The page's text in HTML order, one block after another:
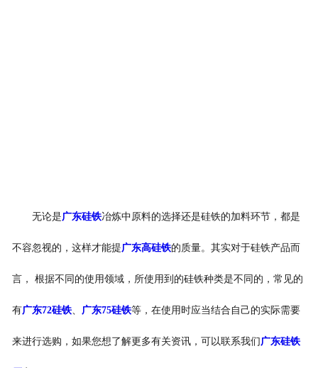
无论是广东硅铁冶炼中原料的选择还是硅铁的加料环节，都是
不容忽视的，这样才能提广东高硅铁的质量。其实对于硅铁产品而
言， 根据不同的使用领域，所使用到的硅铁种类是不同的，常见的
有广东72硅铁、 广东75硅铁等，在使用时应当结合自己的实际需要
来进行选购，如果您想了解更多有关资讯，可以联系我们 广东硅铁